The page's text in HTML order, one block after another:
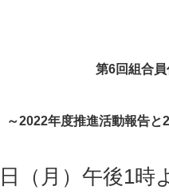
第6回組合
～2022年度推進活動報告
（月）午後1時